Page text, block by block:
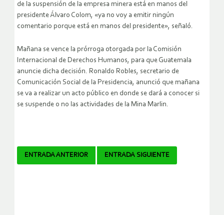
de la suspensión de la empresa minera está en manos del
presidente Álvaro Colom, «ya no voy a emitir ningún
comentario porque está en manos del presidente», señaló.
Mañana se vence la prórroga otorgada por la Comisión
Internacional de Derechos Humanos, para que Guatemala
anuncie dicha decisión. Ronaldo Robles, secretario de
Comunicación Social de la Presidencia, anunció que mañana
se va a realizar un acto público en donde se dará a conocer si
se suspende o no las actividades de la Mina Marlin.
Navegador
ENTRADA ANTERIOR ENTRADA SIGUIENTE